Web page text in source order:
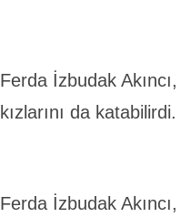
Ferda İzbudak
kızlarını da katabilirdi.
Ferda İzbudak